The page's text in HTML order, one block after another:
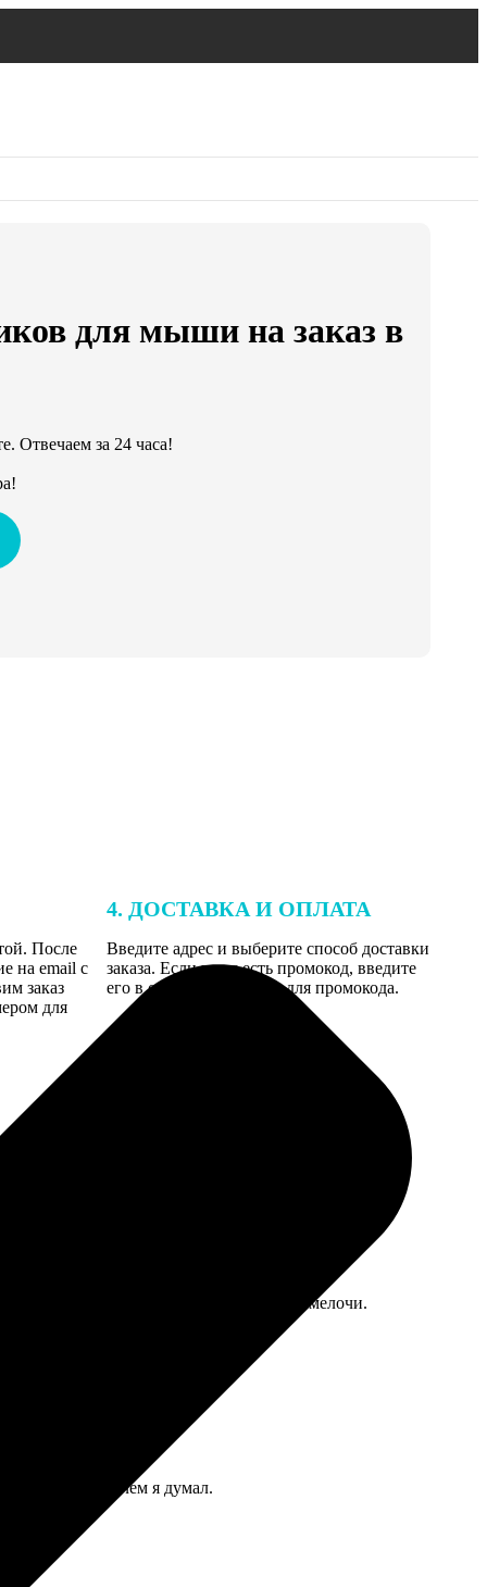
для мыши на заказ в
Отвечаем за 24 часа!
После
на email с
заказ
для
4. ДОСТАВКА И ОПЛАТА
Введите адрес и выберите способ доставки
заказа. Если у вас есть промокод, введите
его в специальное поле для промокода.
опечатались в чеке на фамилии, но это мелочи.
даже лучше, чем я думал.